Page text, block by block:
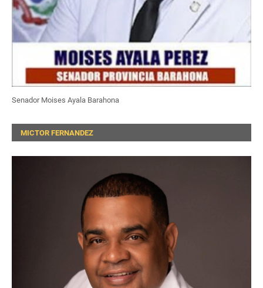
Senador Moises Ayala Barahona
MICTOR FERNANDEZ